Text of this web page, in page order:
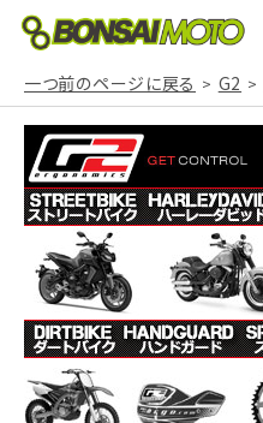
一つ前のページに戻る G2